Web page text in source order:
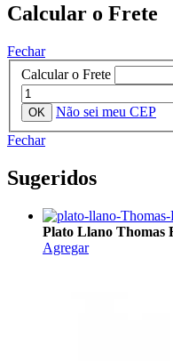
Calcular o Frete
Fechar
Calcular o Frete
Não sei meu CEP
Fechar
Sugeridos
Plato Llano Thomas
Agregar